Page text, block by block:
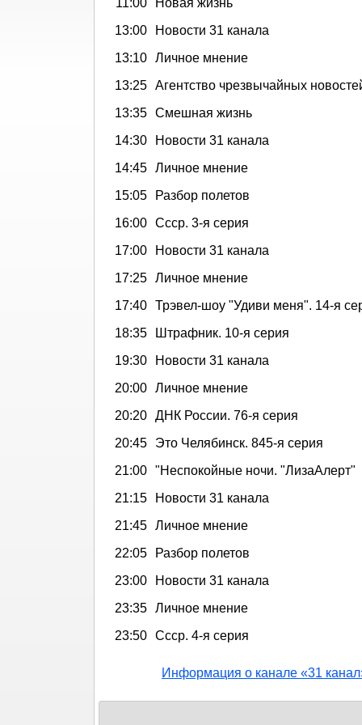
13:00
Новости 31 канала
13:10 Личное мнение
13:25 Агентство чрезвычайных
13:35 Смешная жизнь
14:30
Новости 31 канала
14:45 Личное мнение
15:05
Разбор полетов
16:00 Ссср. 3-я серия
17:00
Новости 31 канала
17:25 Личное мнение
17:40 Трэвел-шоу "Удиви меня". 14-я
18:35
Штрафник. 10-я серия
19:30
Новости 31 канала
20:00 Личное мнение
20:20 ДНК России. 76-я серия
20:45
Это Челябинск. 845-я серия
21:00 "Неспокойные ночи. "ЛизаАлерт"
21:15
Новости 31 канала
21:45 Личное мнение
22:05
Разбор полетов
23:00
Новости 31 канала
23:35 Личное мнение
23:50 Ссср. 4-я серия
Информация о канале «31